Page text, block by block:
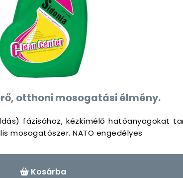
otthoni mosogatási élmény.
fázisához, kézkímélő hatóanyagokat
mosogatószer. NATO engedélyes
Kosárba